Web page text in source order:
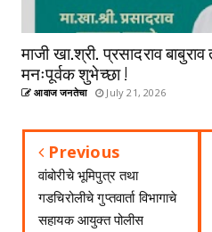
माजी खा.श्री. प्रसादराव
मनःपूर्वक शुभेच्छा !
आवाज जनतेचा July 21, 2026
Previous
वांबोरीचे भूमिपुत्र तथा
गडचिरोलीचे गुप्तवार्ता विभागाचे
सहायक आयुक्त पोलीस